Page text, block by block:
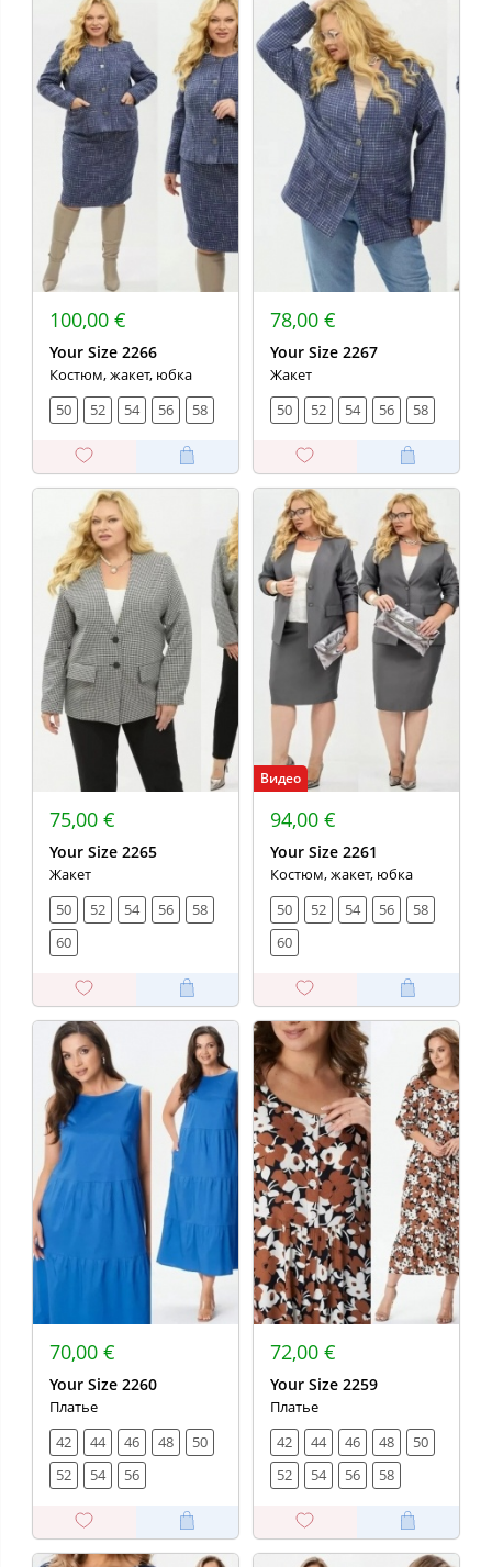
100,00 €
Your Size 2266
Костюм, жакет, юбка
50
52 54 56 58
78,00 €
Your Size 2267
Жакет
50
52 54 56 58
75,00 €
Your Size 2265
Жакет
50
52 54 56
58
60
Видео
94,00 €
Your Size 2261
Костюм, жакет, юбка
50
52 54 56
58
60
70,00 €
Your Size 2260
Платье
42
44 46 48
50
52
54 56
72,00 €
Your Size 2259
Платье
42
44 46 48
50
52
54 56 58